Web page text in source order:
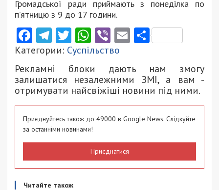
Громадської ради приймають з понеділка по
п’ятницю з 9 до 17 години.
Facebook
Telegram
Twitter
WhatsApp
ViberEmail
Категории: Суспільство
Рекламні блоки дають нам змогу
залишатися незалежними ЗМІ, а вам -
отримувати найсвіжіші новини під ними.
Приєднуйтесь також до 49000 в Google News. Слідкуйте
за останніми новинами!
Приєднатися
Читайте також